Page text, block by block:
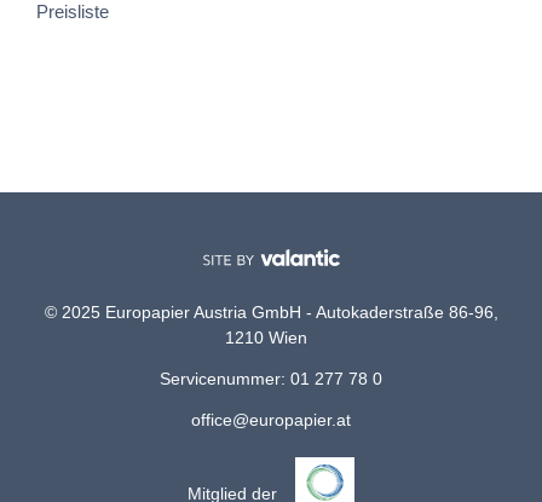
Preisliste
© 2025 Europapier Austria GmbH - Autokaderstraße 86-96,
1210 Wien
Servicenummer: 01 277 78 0
office@europapier.at
Mitglied der